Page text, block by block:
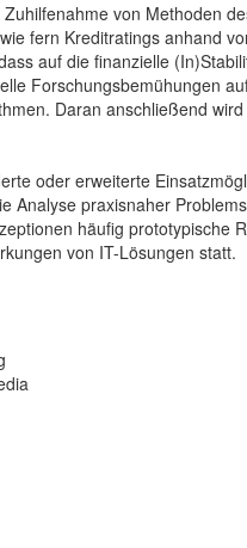
von Methoden
fern Kreditratings anhand
auf die finanzielle
Forschungsbemühungen
Daran anschließend
oder erweiterte
Analyse praxisnaher
häufig prototypische
von IT-Lösungen statt.